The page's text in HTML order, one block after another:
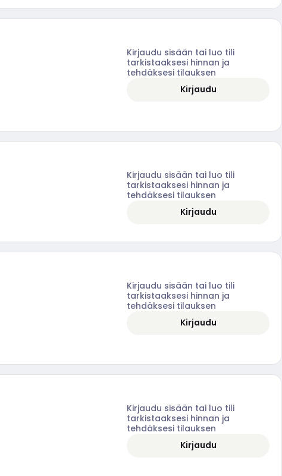
Kirjaudu sisään tai luo tili
tarkistaaksesi hinnan ja
tehdäksesi tilauksen
Kirjaudu
Kirjaudu sisään tai luo tili
tarkistaaksesi hinnan ja
tehdäksesi tilauksen
Kirjaudu
Kirjaudu sisään tai luo tili
tarkistaaksesi hinnan ja
tehdäksesi tilauksen
Kirjaudu
Kirjaudu sisään tai luo tili
tarkistaaksesi hinnan ja
tehdäksesi tilauksen
Kirjaudu